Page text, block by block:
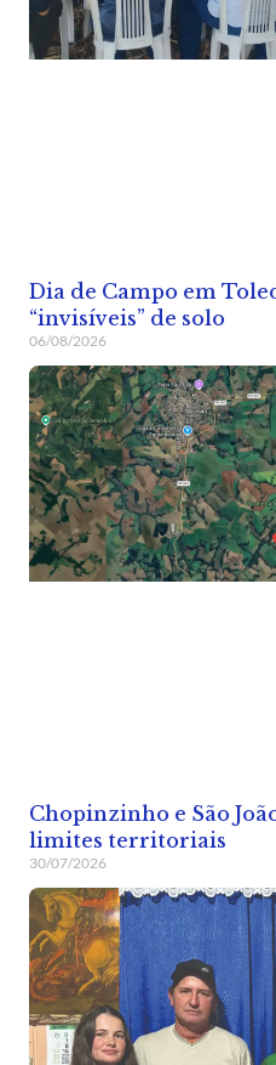
Dia de Campo em
“invisíveis” de solo
06/08/2026
Chopinzinho e São
limites territoriais
30/07/2026